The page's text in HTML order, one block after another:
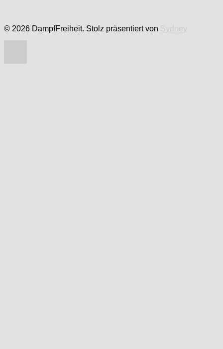
© 2026 DampfFreiheit. Stolz präsentiert von